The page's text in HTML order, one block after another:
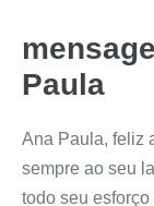
Paula
Ana Paula, feliz
sempre ao seu
todo seu